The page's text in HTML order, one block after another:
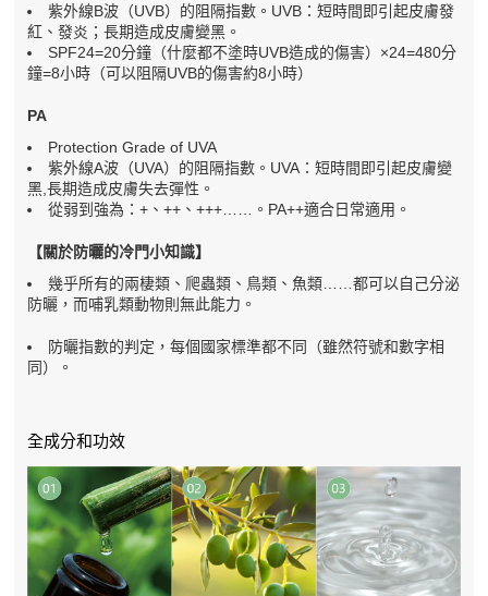
紫外線B波（UVB）的阻隔指數。UVB：短時間即引起皮膚發
紅、發炎；長期造成皮膚變黑。
SPF24=20分鐘（什麼都不塗時UVB造成的傷害）×24=480分
鐘=8小時（可以阻隔UVB的傷害約8小時）
PA
Protection Grade of UVA
紫外線A波（UVA）的阻隔指數。UVA：短時間即引起皮膚變
黑,長期造成皮膚失去彈性。
從弱到強為：+、++、+++……。PA++適合日常適用。
【關於防曬的冷門小知識】
幾乎所有的兩棲類、爬蟲類、鳥類、魚類……都可以自己分泌
防曬，而哺乳類動物則無此能力。
防曬指數的判定，每個國家標準都不同（雖然符號和數字相
同）。
全成分和功效